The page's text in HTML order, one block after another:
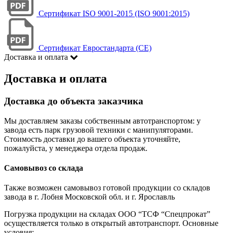
Сертификат ISO 9001-2015 (ISO 9001:2015)
Сертификат Евростандарта (CE)
Доставка и оплата
Доставка и оплата
Доставка до объекта заказчика
Мы доставляем заказы собственным автотранспортом: у
завода есть парк грузовой техники с манипуляторами.
Стоимость доставки до вашего объекта уточняйте,
пожалуйста, у менеджера отдела продаж.
Самовывоз со склада
Также возможен самовывоз готовой продукции со складов
завода в г. Лобня Московской обл. и г. Ярославль
Погрузка продукции на складах ООО “ТСФ “Спецпрокат”
осуществляется только в открытый автотранспорт. Основные